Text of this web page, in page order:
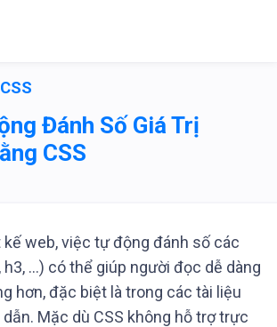
CSS
Đánh Số Giá Trị
CSS
web, việc tự động đánh số các
h3, …) có thể giúp người đọc dễ dàng
hơn, đặc biệt là trong các tài liệu
Mặc dù CSS không hỗ trợ trực